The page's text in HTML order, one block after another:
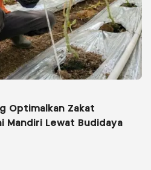
Optimalkan Zakat
Mandiri Lewat Budidaya